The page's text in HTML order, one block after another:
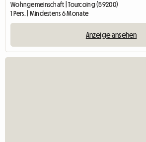
Wohngemeinschaft | Tourcoing (59200)
1 Pers. | Mindestens 6 Monate
Anzeige ansehen